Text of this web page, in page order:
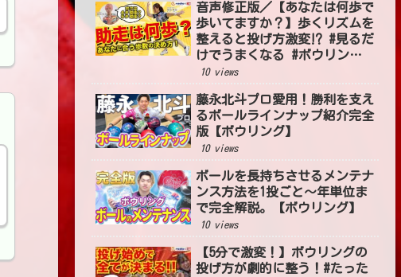
音声修正版／【あなたは何歩で
歩いてますか？】歩くリズムを
整えると投げ方激変⁉ #見るだ
けでうまくなる #ボウリング
投げ方 #54
10 views
藤永北斗プロ愛用！勝利を支え
るボールラインナップ紹介完全
版【ボウリング】
10 views
ボールを長持ちさせるメンテナ
ンス方法を1投ごと〜年単位ま
で完全解説。【ボウリング】
10 views
【5分で激変！】ボウリングの
投げ方が劇的に整う！#たった